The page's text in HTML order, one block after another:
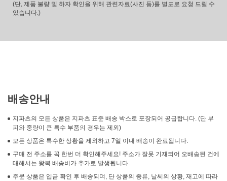
(단, 제품 불량 및 하자 확인을 위해 관련자료(사진 등)를 별도로 요청 드릴 수
있습니다.)
배송안내
지파츠의 모든 상품은 지파츠 표준 배송 박스로 포장되어 공급합니다. (단 부
피와 중량이 큰 특수 부품의 경우는 제외)
모든 상품은 특수한 상황을 제외하고 7일 이내 배송이 완료됩니다.
구매 전 주소를 꼭 한번 더 확인해주세요! 주소가 잘못 기재되어 오배송된 건에
대해서는 왕복 배송비가 추가로 발생됩니다.
주문 상품은 입금 확인 후 배송되며, 단 상품의 종류, 날씨의 상황, 재고에 따라